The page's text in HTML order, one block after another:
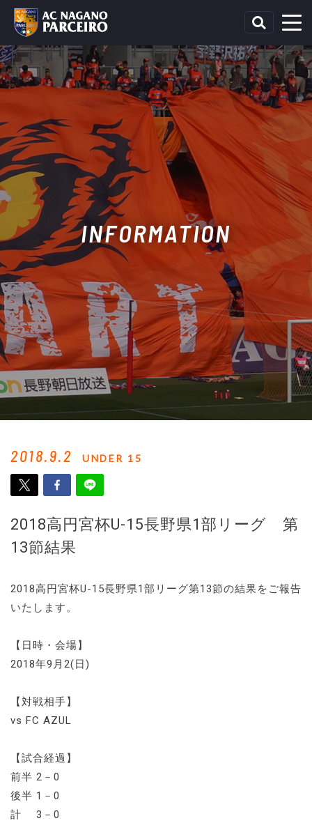
INFORMATION
2018.9.2 UNDER 15
2018高円宮杯U-15長野県1部リーグ 第
13節結果
2018高円宮杯U-15長野県1部リーグ第13節の結果をご報告
いたします。
【日時・会場】
2018年9月2(日)
【対戦相手】
vs FC AZUL
【試合経過】
前半 2－0
後半 1－0
計 3－0